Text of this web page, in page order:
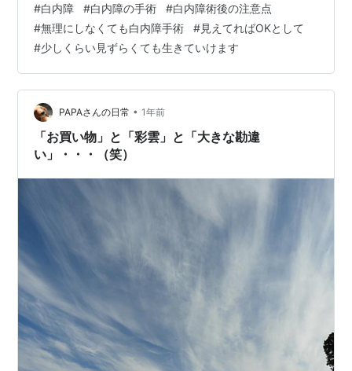
す。 向かった先は地域の中核病院で、ここでは肺気腫と
心筋梗塞と 今回の眼科で都合３度もお世話になったと言
いますか、 御贔屓にしている病院なんですよ～ （御贔屓
なんて生意気言ってスンマセン、感謝してますから） あ
りがたいですね～自転車で５分で到着なんですから～
で、眼科…
#白内障 #白内障の手術 #白内障術後の注意点
#無理にしなくても白内障手術 #見えてればOKとして
#少しくらい見ずらくても生きていけます
PAPAさんの日常 • 1年前
「お買い物」と「彩雲」と「大きな勘違
い」・・・（笑）